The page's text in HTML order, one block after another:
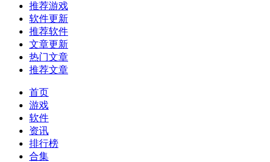
推荐游戏
软件更新
推荐软件
文章更新
热门文章
推荐文章
首页
游戏
软件
资讯
排行榜
合集